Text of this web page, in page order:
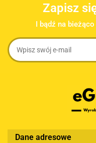
Zapisz
I bądź na
Dane adresowe